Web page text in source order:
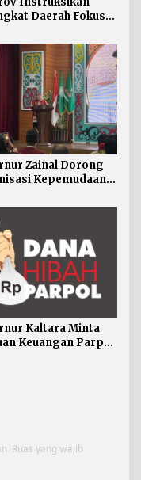
Daerah Fokus
Zainal Dorong
Kepemudaan
Kaltara Minta
Keuangan Parpol
Ruas yang wajib